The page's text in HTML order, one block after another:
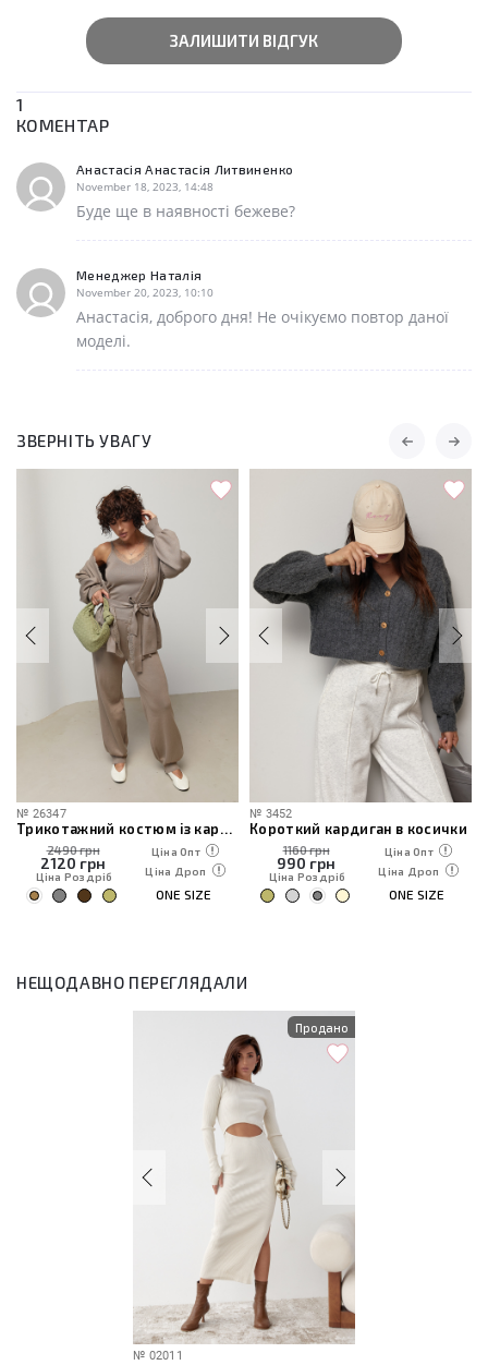
ЗАЛИШИТИ ВІДГУК
1
КОМЕНТАР
Анастасія Анастасія Литвиненко
November 18, 2023, 14:48
Буде ще в наявності бежеве?
Менеджер Наталія
November 20, 2023, 10:10
Анастасія, доброго дня! Не очікуємо повтор даної
моделі.
ЗВЕРНІТЬ УВАГУ
№ 26347
Трикотажний костюм із кардиганом, топом та штанами
2490 грн
2120 грн
Ціна Роздріб
Ціна Опт
Ціна Дроп
ONE SIZE
№ 3452
Короткий кардиган в косички
1160 грн
990 грн
Ціна Роздріб
Ціна Опт
Ціна Дроп
ONE SIZE
НЕЩОДАВНО ПЕРЕГЛЯДАЛИ
Продано
№ 02011